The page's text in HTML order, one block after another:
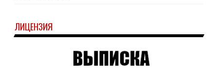
ЛИЦЕНЗИЯ